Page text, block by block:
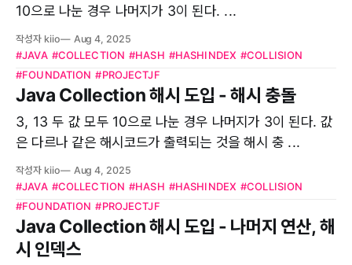
10으로 나눈 경우 나머지가 3이 된다. ...
작성자 kiio Aug 4, 2025
#JAVA #COLLECTION #HASH #HASHINDEX #COLLISION
#FOUNDATION #PROJECTJF
Java Collection 해시 도입 - 해시 충돌
3, 13 두 값 모두 10으로 나눈 경우 나머지가 3이 된다. 값
은 다르나 같은 해시코드가 출력되는 것을 해시 충 ...
작성자 kiio Aug 4, 2025
#JAVA #COLLECTION #HASH #HASHINDEX #COLLISION
#FOUNDATION #PROJECTJF
Java Collection 해시 도입 - 나머지 연산, 해
시 인덱스